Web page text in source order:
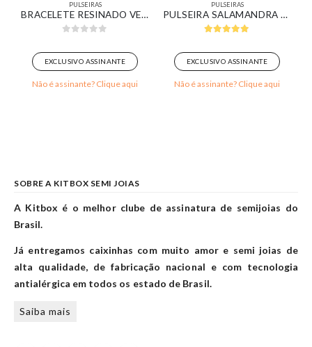
PULSEIRAS
BRACELETE RESINADO VERDE ÁGUA E VERDE ESCURO BANHADO EM OURO 18K
EXCLUSIVO ASSINANTE
Não é assinante? Clique aqui
PULSEIRAS
PULSEIRA SALAMANDRA BANHADA EM OURO BRANCO
EXCLUSIVO ASSINANTE
Não é assinante? Clique aqui
SOBRE A KITBOX SEMI JOIAS
A Kitbox é o melhor clube de assinatura de semijoias do
Brasil.
Já entregamos caixinhas com muito amor e semi joias de
alta qualidade, de fabricação nacional e com tecnologia
antialérgica em todos os estado de Brasil.
Saiba mais